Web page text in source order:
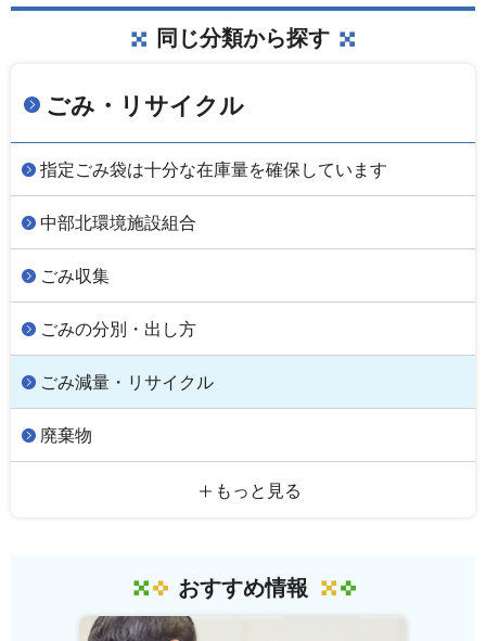
同じ分類から探す
ごみ・リサイクル
指定ごみ袋は十分な在庫量を確保しています
中部北環境施設組合
ごみ収集
ごみの分別・出し方
ごみ減量・リサイクル
廃棄物
もっと見る
おすすめ情報